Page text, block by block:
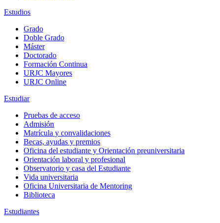
Estudios
Grado
Doble Grado
Máster
Doctorado
Formación Continua
URJC Mayores
URJC Online
Estudiar
Pruebas de acceso
Admisión
Matrícula y convalidaciones
Becas, ayudas y premios
Oficina del estudiante y Orientación preuniversitaria
Orientación laboral y profesional
Observatorio y casa del Estudiante
Vida universitaria
Oficina Universitaria de Mentoring
Biblioteca
Estudiantes